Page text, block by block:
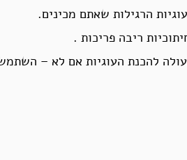
הרגילות שאתם מכינים.
ריבה פריכות .
להכנת העוגיות אם לא –